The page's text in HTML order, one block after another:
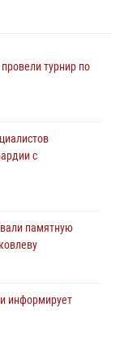
турнир по
с
памятную
информирует